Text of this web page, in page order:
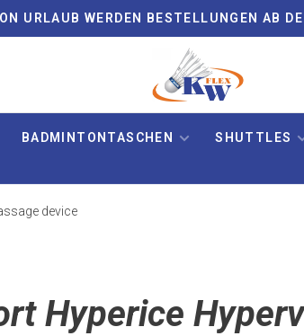
URLAUB WERDEN BESTELLUNGEN AB
BADMINTONTASCHEN SHUTTLES
device
Hyperice